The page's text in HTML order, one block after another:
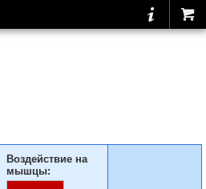
Воздействие на
мышцы: